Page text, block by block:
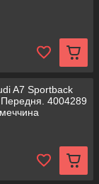
A7 Sportback
4004289